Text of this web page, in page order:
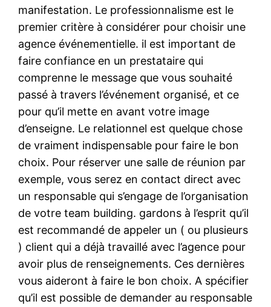
manifestation. Le professionnalisme est le
premier critère à considérer pour choisir une
agence événementielle. il est important de
faire confiance en un prestataire qui
comprenne le message que vous souhaité
passé à travers l’événement organisé, et ce
pour qu’il mette en avant votre image
d’enseigne. Le relationnel est quelque chose
de vraiment indispensable pour faire le bon
choix. Pour réserver une salle de réunion par
exemple, vous serez en contact direct avec
un responsable qui s’engage de l’organisation
de votre team building. gardons à l’esprit qu’il
est recommandé de appeler un ( ou plusieurs
) client qui a déjà travaillé avec l’agence pour
avoir plus de renseignements. Ces dernières
vous aideront à faire le bon choix. A spécifier
qu’il est possible de demander au responsable